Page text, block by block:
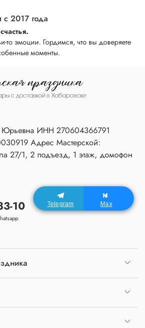
с 2017 года
то эмоции. Гордимся, что вы доверяете
моменты.
10
ИНН 270604366791
Адрес Мастерской:
27/1, 2 подъезд, 1 этаж, домофон
Telegram Max